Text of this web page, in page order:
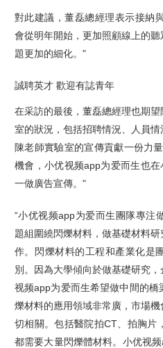
對此建議，董磊總經理表示接納
會從明年開始，更加照顧線上的
題更加的細化。"
誠聘英才 歡迎有誌青年
在采訪的最後，董磊總經理也期
室的狀況，包括招聘情況、人員
陳老師實驗室的宣傳貢獻一份力
機會，小优视频app为爱而生也
一做廣告宣傳。"
“小优视频app为爱而生團隊專注
題組圍繞閃爍材料，做基礎材料
作。閃爍材料的工程和產業化是
別。因為大學傾向於做基礎研究
视频app为爱而生希望做中間的
爍材料的應用領域非常廣，市場
切相關。包括醫院拍CT、拍胸片
都需要大量閃爍體材料。小优视